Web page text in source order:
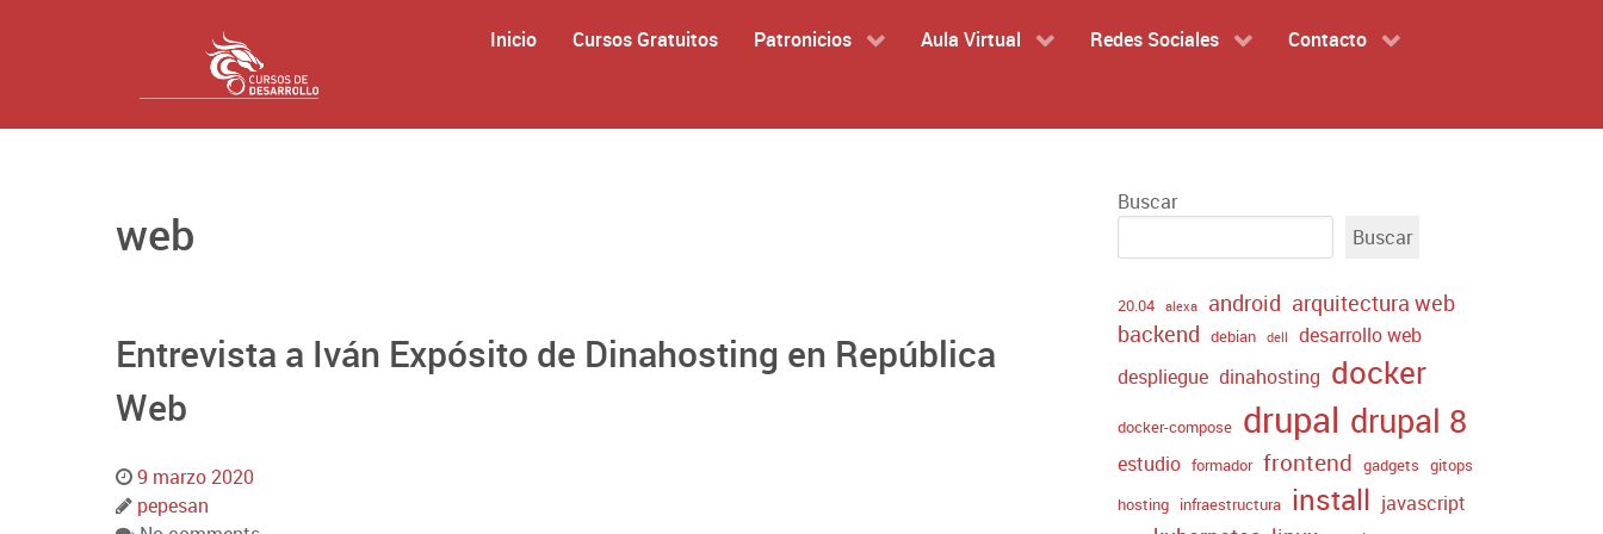
Inicio Cursos Gratuitos Patronicios Aula Virtual Redes Sociales Contacto
web
Entrevista a Iván Expósito de Dinahosting en República
Web
9 marzo 2020
pepesan
Buscar
Buscar
20.04 alexa android arquitectura web
backend debian dell
desarrollo web
despliegue dinahosting docker
docker-compose drupal drupal 8
estudio formador frontend gadgets gitops
hosting infraestructura install javascript